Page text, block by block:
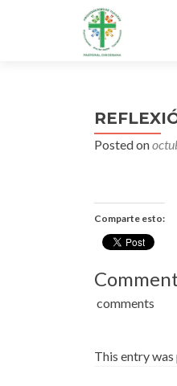
Posted on
Comparte esto:
comments
This entry